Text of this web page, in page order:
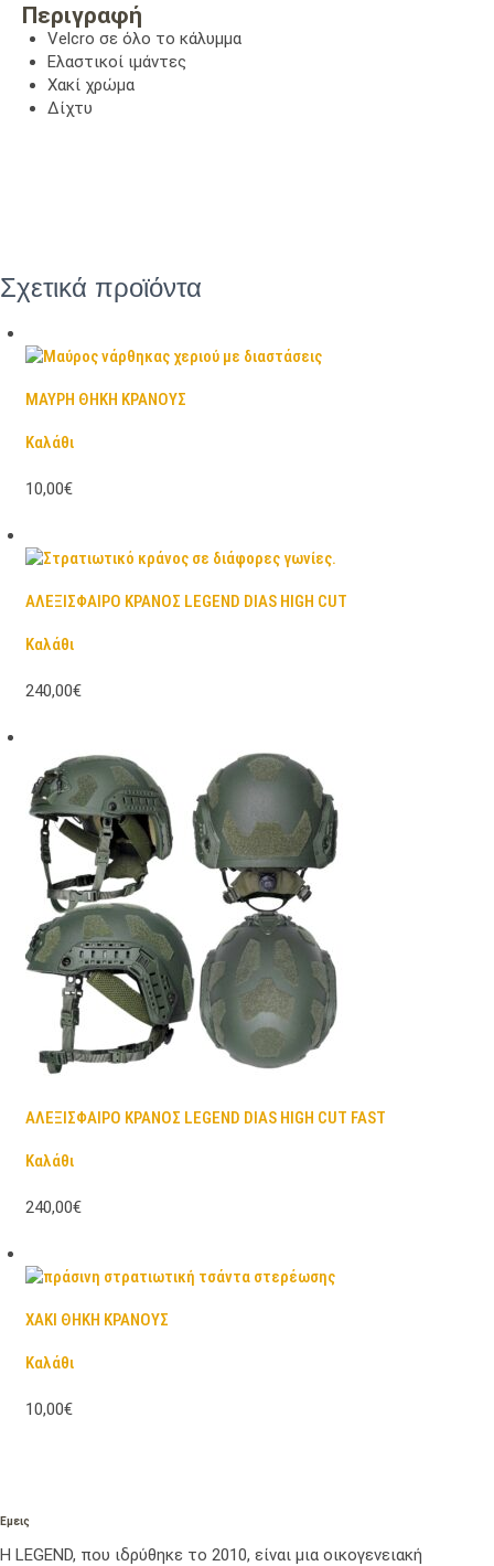
Περιγραφή
Velcro σε όλο το κάλυμμα
Ελαστικοί ιμάντες
Χακί χρώμα
Δίχτυ
Σχετικά προϊόντα
ΜΑΥΡΗ ΘΗΚΗ ΚΡΑΝΟΥΣ
Καλάθι
10,00€
ΑΛΕΞΙΣΦΑΙΡΟ ΚΡΑΝΟΣ LEGEND DIAS HIGH CUT
Καλάθι
240,00€
ΑΛΕΞΙΣΦΑΙΡΟ ΚΡΑΝΟΣ LEGEND DIAS HIGH CUT FAST
Καλάθι
240,00€
ΧΑΚΙ ΘΗΚΗ ΚΡΑΝΟΥΣ
Καλάθι
10,00€
Εμεις
Η LEGEND, που ιδρύθηκε το 2010, είναι μια οικογενειακή